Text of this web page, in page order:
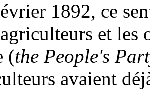
1892, ce
et les
(the People's
avaient